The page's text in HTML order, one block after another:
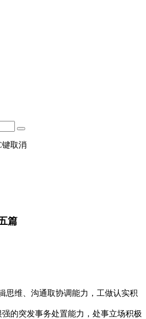
键取消
篇
维、沟通取协调能力，工做认实积
的突发事务处置能力，处事立场积极